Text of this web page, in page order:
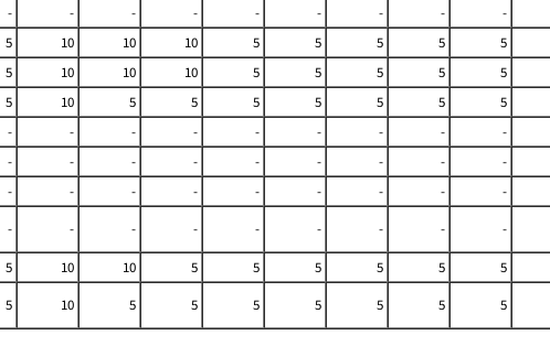
- - - - - - - -
-
5 10 10 10 5 5 5 5
5
5 10 10 10 5 5 5 5
5
5 10 5 5 5 5 5 5
5
- - - - - - - -
-
- - - - - - - -
-
- - - - - - - -
-
- - - - - - - - -
5 10 10 5 5 5 5 5
5
5 10 5 5 5 5 5 5 5